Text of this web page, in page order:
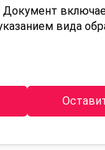
вида